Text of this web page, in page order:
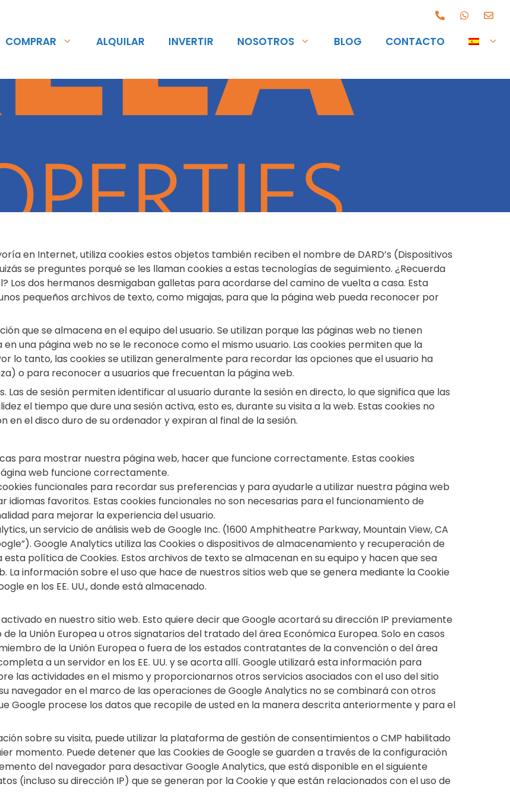
COMPRAR ALQUILAR INVERTIR NOSOTROS BLOG CONTACTO
en Internet, utiliza cookies estos objetos también reciben el nombre de DARD’s (Dispositivos
se preguntes porqué se les llaman cookies a estas tecnologías de seguimiento. ¿Recuerda
Los dos hermanos desmigaban galletas para acordarse del camino de vuelta a casa. Esta
pequeños archivos de texto, como migajas, para que la página web pueda reconocer por
que se almacena en el equipo del usuario. Se utilizan porque las páginas web no tienen
una página web no se le reconoce como el mismo usuario. Las cookies permiten que la
lo tanto, las cookies se utilizan generalmente para recordar las opciones que el usuario ha
o para reconocer a usuarios que frecuentan la página web.
Las de sesión permiten identificar al usuario durante la sesión en directo, lo que significa que las
el tiempo que dure una sesión activa, esto es, durante su visita a la web. Estas cookies no
el disco duro de su ordenador y expiran al final de la sesión.
para mostrar nuestra página web, hacer que funcione correctamente. Estas cookies
web funcione correctamente.
funcionales para recordar sus preferencias y para ayudarle a utilizar nuestra página web
favoritos. Estas cookies funcionales no son necesarias para el funcionamiento de
para mejorar la experiencia del usuario.
un servicio de análisis web de Google Inc. (1600 Amphitheatre Parkway, Mountain View, CA
Google Analytics utiliza las Cookies o dispositivos de almacenamiento y recuperación de
política de Cookies. Estos archivos de texto se almacenan en su equipo y hacen que sea
La información sobre el uso que hace de nuestros sitios web que se genera mediante la Cookie
en los EE. UU., donde está almacenado.
en nuestro sitio web. Esto quiere decir que Google acortará su dirección IP previamente
la Unión Europea u otros signatarios del tratado del área Económica Europea. Solo en casos
de la Unión Europea o fuera de los estados contratantes de la convención o del área
a un servidor en los EE. UU. y se acorta allí. Google utilizará esta información para
las actividades en el mismo y proporcionarnos otros servicios asociados con el uso del sitio
navegador en el marco de las operaciones de Google Analytics no se combinará con otros
Google procese los datos que recopile de usted en la manera descrita anteriormente y para el
sobre su visita, puede utilizar la plataforma de gestión de consentimientos o CMP habilitado
momento. Puede detener que las Cookies de Google se guarden a través de la configuración
del navegador para desactivar Google Analytics, que está disponible en el siguiente
(incluso su dirección IP) que se generan por la Cookie y que están relacionados con el uso de